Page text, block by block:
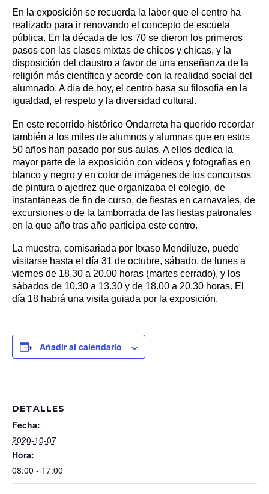
En la exposición se recuerda la labor que el centro ha
realizado para ir renovando el concepto de escuela
pública. En la década de los 70 se dieron los primeros
pasos con las clases mixtas de chicos y chicas, y la
disposición del claustro a favor de una enseñanza de la
religión más científica y acorde con la realidad social del
alumnado. A día de hoy, el centro basa su filosofía en la
igualdad, el respeto y la diversidad cultural.
En este recorrido histórico Ondarreta ha querido recordar
también a los miles de alumnos y alumnas que en estos
50 años han pasado por sus aulas. A ellos dedica la
mayor parte de la exposición con vídeos y fotografías en
blanco y negro y en color de imágenes de los concursos
de pintura o ajedrez que organizaba el colegio, de
instantáneas de fin de curso, de fiestas en carnavales, de
excursiones o de la tamborrada de las fiestas patronales
en la que año tras año participa este centro.
La muestra, comisariada por Itxaso Mendiluze, puede
visitarse hasta el día 31 de octubre, sábado, de lunes a
viernes de 18.30 a 20.00 horas (martes cerrado), y los
sábados de 10.30 a 13.30 y de 18.00 a 20.30 horas. El
día 18 habrá una visita guiada por la exposición.
Añadir al calendario
DETALLES
Fecha:
2020-10-07
Hora:
08:00 - 17:00